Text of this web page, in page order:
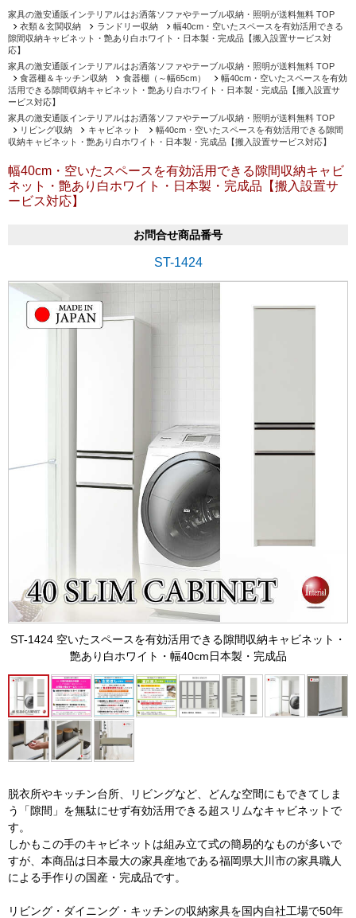
家具の激安通販インテリアルはお洒落ソファやテーブル収納・照明が送料無料 TOP
衣類＆玄関収納
ランドリー収納
幅40cm・空いたスペースを有効活用できる
隙間収納キャビネット・艶あり白ホワイト・日本製・完成品【搬入設置サービス対
応】
家具の激安通販インテリアルはお洒落ソファやテーブル収納・照明が送料無料 TOP
食器棚＆キッチン収納
食器棚（～幅65cm）
幅40cm・空いたスペースを有効
活用できる隙間収納キャビネット・艶あり白ホワイト・日本製・完成品【搬入設置サ
ービス対応】
家具の激安通販インテリアルはお洒落ソファやテーブル収納・照明が送料無料 TOP
リビング収納
キャビネット
幅40cm・空いたスペースを有効活用できる隙間
収納キャビネット・艶あり白ホワイト・日本製・完成品【搬入設置サービス対応】
幅40cm・空いたスペースを有効活用できる隙間収納キャビ
ネット・艶あり白ホワイト・日本製・完成品【搬入設置サ
ービス対応】
お問合せ商品番号
ST-1424
ST-1424 空いたスペースを有効活用できる隙間収納キャビネット・
艶あり白ホワイト・幅40cm日本製・完成品
脱衣所やキッチン台所、リビングなど、どんな空間にもできてしま
う「隙間」を無駄にせず有効活用できる超スリムなキャビネットで
す。
しかもこの手のキャビネットは組み立て式の簡易的なものが多いで
すが、本商品は日本最大の家具産地である福岡県大川市の家具職人
による手作りの国産・完成品です。
リビング・ダイニング・キッチンの収納家具を国内自社工場で50年